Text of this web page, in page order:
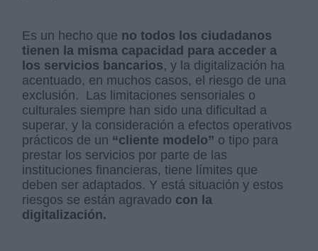
Es un hecho que no todos los ciudadanos
tienen la misma capacidad para acceder a
los servicios bancarios, y la digitalización ha
acentuado, en muchos casos, el riesgo de una
exclusión. Las limitaciones sensoriales o
culturales siempre han sido una dificultad a
superar, y la consideración a efectos operativos
prácticos de un “cliente modelo” o tipo para
prestar los servicios por parte de las
instituciones financieras, tiene límites que
deben ser adaptados. Y está situación y estos
riesgos se están agravado con la
digitalización.